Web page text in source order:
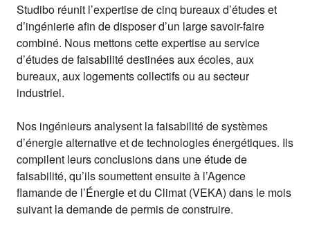
Studibo réunit l’expertise de cinq bureaux d’études et
d’ingénierie afin de disposer d’un large savoir-faire
combiné. Nous mettons cette expertise au service
d’études de faisabilité destinées aux écoles, aux
bureaux, aux logements collectifs ou au secteur
industriel.
Nos ingénieurs analysent la faisabilité de systèmes
d’énergie alternative et de technologies énergétiques. Ils
compilent leurs conclusions dans une étude de
faisabilité, qu’ils soumettent ensuite à l’Agence
flamande de l’Énergie et du Climat (VEKA) dans le mois
suivant la demande de permis de construire.